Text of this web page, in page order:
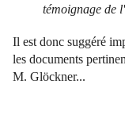
témoignage de
Il est donc suggéré
les documents
M. Glöckner...